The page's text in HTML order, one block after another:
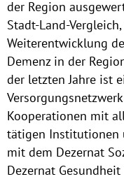
Previous
der Region
Stadt-Land-
Weiterentwicklung
Demenz in der
der letzten Jahre ist
Kooperationen mit
tätigen Institutionen
mit dem Dezernat
Dezernat